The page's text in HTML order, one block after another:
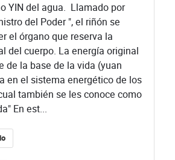
YIN del agua. ​ Llamado por
del Poder ", el riñón se
el órgano que reserva la
del cuerpo. La energía original
de la base de la vida (yuan
en el sistema energético de los
también se les conoce como
En est...